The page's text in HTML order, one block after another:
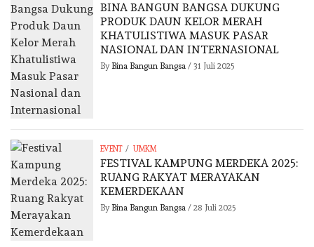
BINA BANGUN BANGSA DUKUNG
PRODUK DAUN KELOR MERAH
KHATULISTIWA MASUK PASAR
NASIONAL DAN INTERNASIONAL
By Bina Bangun Bangsa/ 31 Juli 2025
EVENT / UMKM
FESTIVAL KAMPUNG MERDEKA 2025:
RUANG RAKYAT MERAYAKAN
KEMERDEKAAN
By Bina Bangun Bangsa/ 28 Juli 2025